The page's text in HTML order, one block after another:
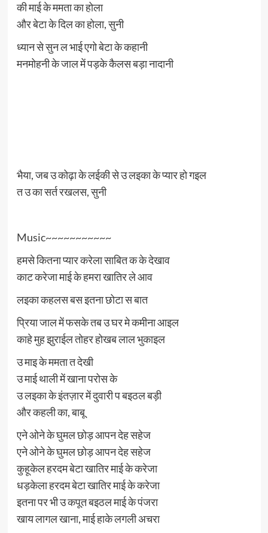
की माई के ममता का होला
और बेटा के दिल का होला, सुनी
ध्यान से सुन ल भाई एगो बेटा के कहानी
मनमोहनी के जाल में पड़के कैलस बड़ा नादानी
भैया, जब उ कोढ़ा के लईकी से उ लइका के प्यार हो गइल
त उ का सर्त रखलस, सुनी
Music~~~~~~~~~~~
हमसे कितना प्यार करेला साबित क के देखाव
काट करेजा माई के हमरा खातिर ले आव
लइका कहलस बस इतना छोटा स बात
प्रिया जाल में फसके तब उ घर मे कमीना आइल
काहे मुह झुराईल तोहर होखब लाल भुकाइल
उ माइ के ममता त देखी
उ माई थाली में खाना परोस के
उ लइका के इंतज़ार में दुवारी प बइठल बड़ी
और कहली का, बाबू
एने ओने के घुमल छोड़ आपन देह सहेज
एने ओने के घुमल छोड़ आपन देह सहेज
कुहूकेल हरदम बेटा खातिर माई के करेजा
धड़केला हरदम बेटा खातिर माई के करेजा
इतना पर भी उ कपूत बइठल माई के पंजरा
खाय लागल खाना, माई हाके लगली अचरा